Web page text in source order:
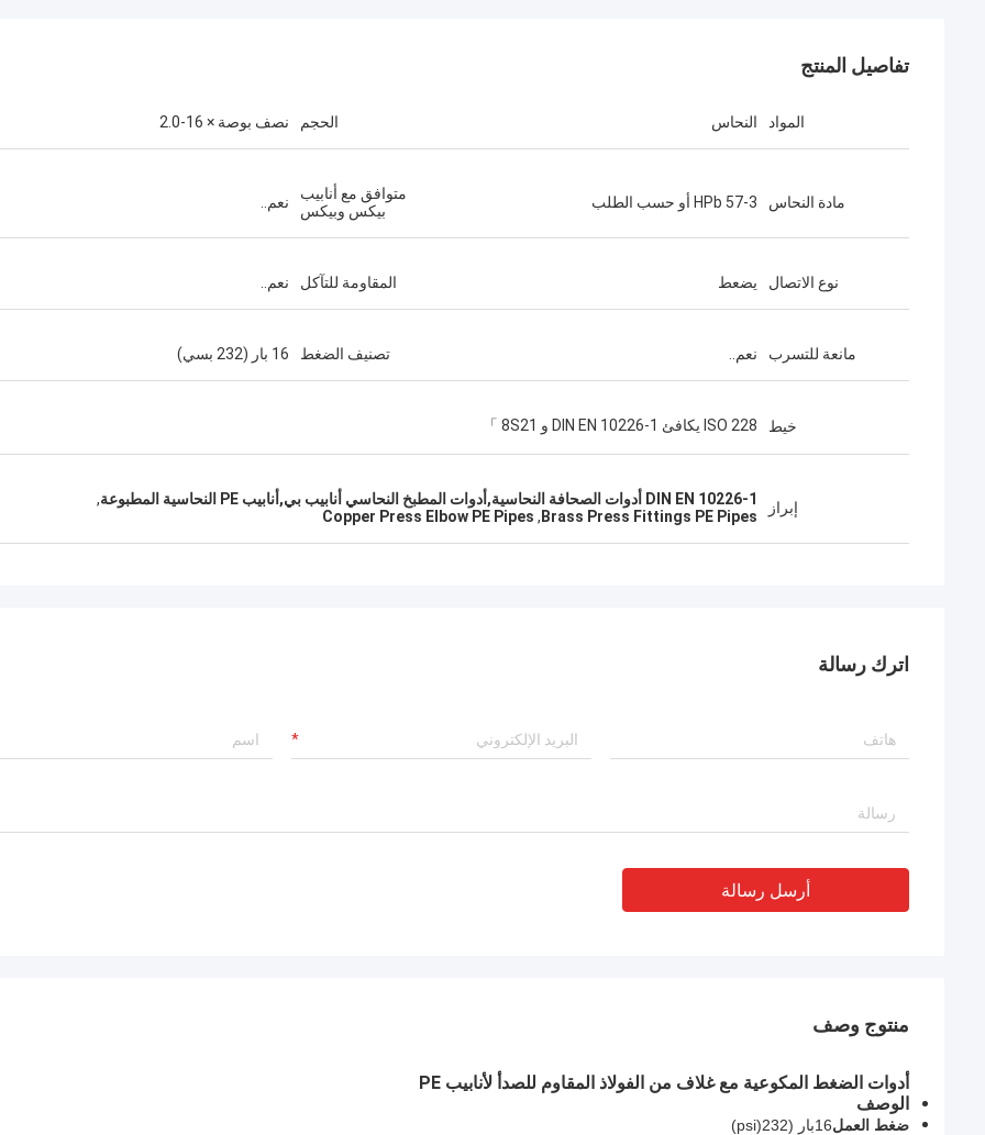
تفاصيل المنتج
المواد النحاس الحجم نصف بوصة × 16-2.0
مادة النحاس HPb 57-3 أو حسب الطلب
متوافق مع أنابيب
بيكس وبيكس
نعم..
نوع الاتصال يضعط المقاومة للتآكل نعم..
مانعة للتسرب نعم.. تصنيف الضغط 16 بار (232 بسي)
خيط ISO 228 يكافئ DIN EN 10226-1 و 8S21 」
إبراز DIN EN 10226-1 أدوات الصحافة النحاسية,أدوات المطبخ النحاسي أنابيب بي,أنابيب PE النحاسية المطبوعة
,
Brass Press Fittings PE Pipes
,
Copper Press Elbow PE Pipes
اترك رسالة
أرسل رسالة
منتوج وصف
أدوات الضغط المكوعية مع غلاف من الفولاذ المقاوم للصدأ لأنابيب PE
الوصف
ضغط العمل16بار ( 232
(psi)